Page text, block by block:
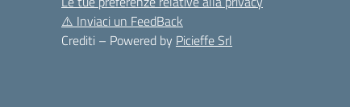
⚠️ Inviaci un FeedBack
Crediti – Powered by Picieffe Srl